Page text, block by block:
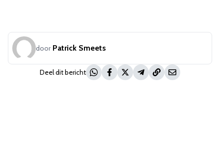
door Patrick Smeets
Deel dit bericht